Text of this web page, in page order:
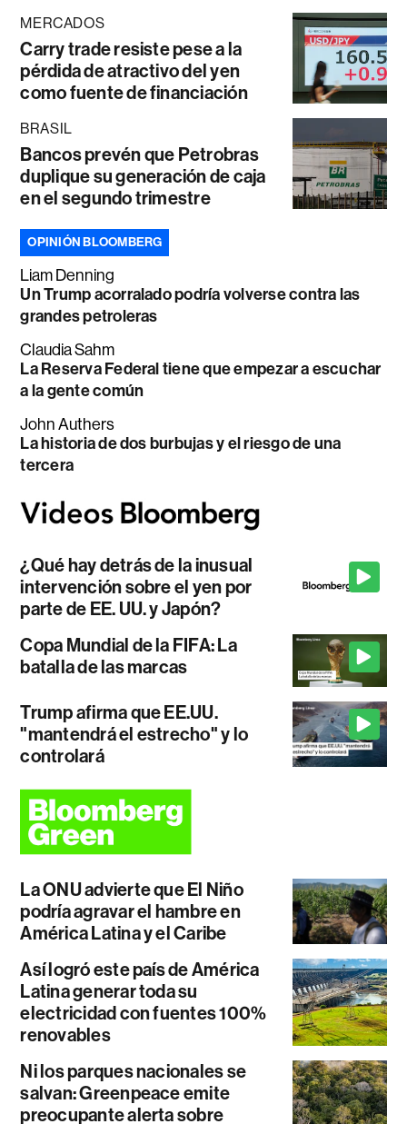
MERCADOS
Carry trade resiste pese a la
pérdida de atractivo del yen
como fuente de financiación
BRASIL
Bancos prevén que Petrobras
duplique su generación de caja
en el segundo trimestre
OPINIÓN BLOOMBERG
Liam Denning
Un Trump acorralado podría volverse contra las
grandes petroleras
Claudia Sahm
La Reserva Federal tiene que empezar a escuchar
a la gente común
John Authers
La historia de dos burbujas y el riesgo de una
tercera
¿Qué hay detrás de la inusual
intervención sobre el yen por
parte de EE. UU. y Japón?
Copa Mundial de la FIFA: La
batalla de las marcas
Trump afirma que EE.UU.
"mantendrá el estrecho" y lo
controlará
La ONU advierte que El Niño
podría agravar el hambre en
América Latina y el Caribe
Así logró este país de América
Latina generar toda su
electricidad con fuentes 100%
renovables
Ni los parques nacionales se
salvan: Greenpeace emite
preocupante alerta sobre